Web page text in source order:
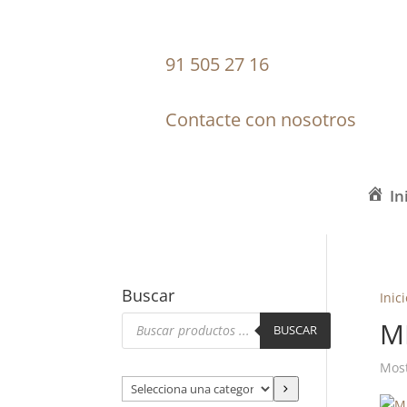
91 505 27 16
Contacte con nosotros
Buscar
Búsqueda
de
productos
BUSCAR